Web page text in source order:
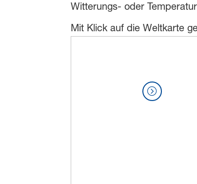
Witterungs- oder
Mit Klick auf die Weltkarte